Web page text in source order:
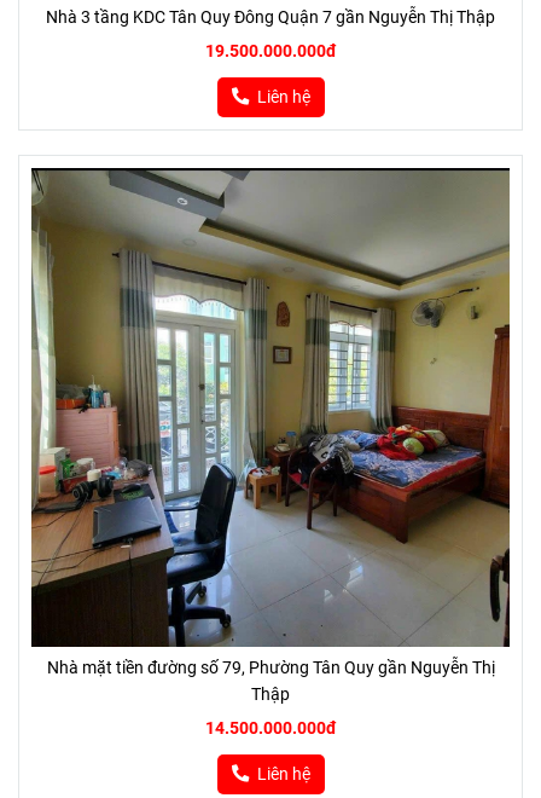
Nhà 3 tầng KDC Tân Quy Đông Quận 7 gần Nguyễn Thị Thập
19.500.000.000đ
Liên hệ
Nhà mặt tiền đường số 79, Phường Tân Quy gần Nguyễn Thị
Thập
14.500.000.000đ
Liên hệ